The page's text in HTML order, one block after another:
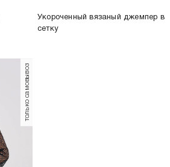
Укороченный вязаный джемпер в
сетку
только самовывоз